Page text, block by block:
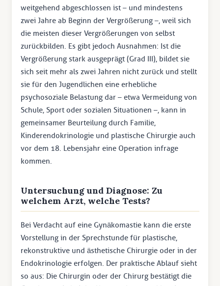
weitgehend abgeschlossen ist – und mindestens
zwei Jahre ab Beginn der Vergrößerung –, weil sich
die meisten dieser Vergrößerungen von selbst
zurückbilden. Es gibt jedoch Ausnahmen: Ist die
Vergrößerung stark ausgeprägt (Grad III), bildet sie
sich seit mehr als zwei Jahren nicht zurück und stellt
sie für den Jugendlichen eine erhebliche
psychosoziale Belastung dar – etwa Vermeidung von
Schule, Sport oder sozialen Situationen –, kann in
gemeinsamer Beurteilung durch Familie,
Kinderendokrinologie und plastische Chirurgie auch
vor dem 18. Lebensjahr eine Operation infrage
kommen.
Untersuchung und Diagnose: Zu
welchem Arzt, welche Tests?
Bei Verdacht auf eine Gynäkomastie kann die erste
Vorstellung in der Sprechstunde für plastische,
rekonstruktive und ästhetische Chirurgie oder in der
Endokrinologie erfolgen. Der praktische Ablauf sieht
so aus: Die Chirurgin oder der Chirurg bestätigt die